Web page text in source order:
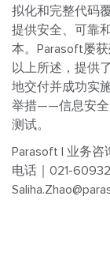
拟化和完整代码
提供安全、可靠
本。Parasoft屡
以上所述，提供
地交付并成功实
举措——信息安全
测试。
Parasoft | 业务咨
电话｜021-